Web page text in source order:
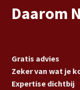
Daarom
Gratis advies
Zeker van wat je
Expertise dichtbij